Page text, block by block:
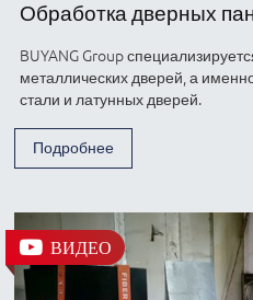
Обработка дверных
BUYANG Group
металлических дверей, а
стали и латунных дверей.
Подробнее
ВИДЕО